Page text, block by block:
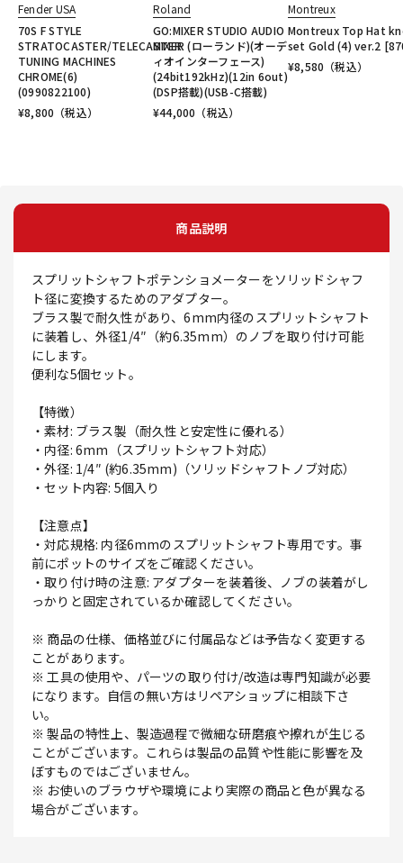
Fender USA
70S F STYLE
STRATOCASTER/TELECASTER
TUNING MACHINES
CHROME(6)
(0990822100)
¥8,800 （税込）
Roland
GO:MIXER STUDIO AUDIO
MIXER (ローランド)(オーデ
ィオインターフェース)
(24bit192kHz)(12in 6out)
(DSP搭載)(USB-C搭載)
¥44,000 （税込）
Montreux
Montreux Top Hat
set Gold (4) ver.2
¥8,580 （税込）
商品説明
スプリットシャフトポテンショメーターをソリッドシャフ
ト径に変換するためのアダプター。
ブラス製で耐久性があり、6mm内径のスプリットシャフト
に装着し、外径1/4″（約6.35mm）のノブを取り付け可能
にします。
便利な5個セット。
【特徴）
・素材: ブラス製（耐久性と安定性に優れる）
・内径: 6mm（スプリットシャフト対応）
・外径: 1/4″ (約6.35mm)（ソリッドシャフトノブ対応）
・セット内容: 5個入り
【注意点】
・対応規格: 内径6mmのスプリットシャフト専用です。事
前にポットのサイズをご確認ください。
・取り付け時の注意: アダプターを装着後、ノブの装着がし
っかりと固定されているか確認してください。
※ 商品の仕様、価格並びに付属品などは予告なく変更する
ことがあります。
※ 工具の使用や、パーツの取り付け/改造は専門知識が必要
になります。自信の無い方はリペアショップに相談下さ
い。
※ 製品の特性上、製造過程で微細な研磨痕や擦れが生じる
ことがございます。これらは製品の品質や性能に影響を及
ぼすものではございません。
※ お使いのブラウザや環境により実際の商品と色が異なる
場合がございます。